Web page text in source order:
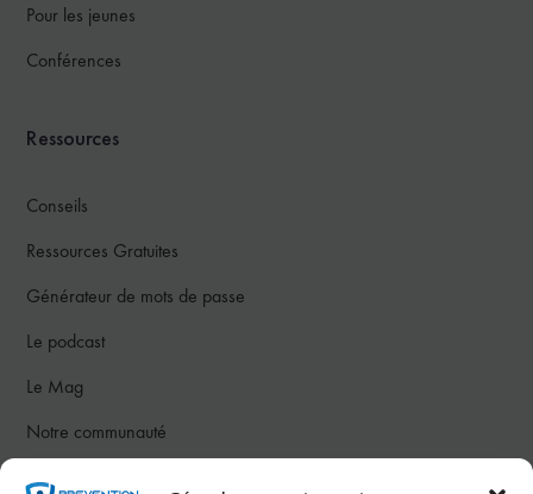
Pour les jeunes
Conférences
Ressources
Conseils
Ressources Gratuites
Générateur de mots de passe
Le podcast
Le Mag
Notre communauté